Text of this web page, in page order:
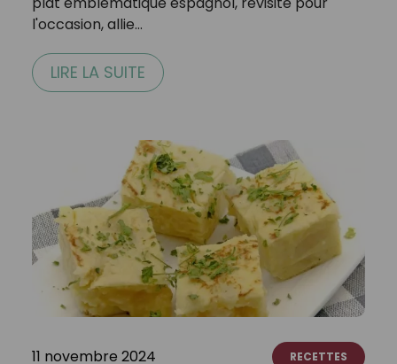
l'occasion, allie…
LIRE LA SUITE
11 novembre 2024 RECETTES